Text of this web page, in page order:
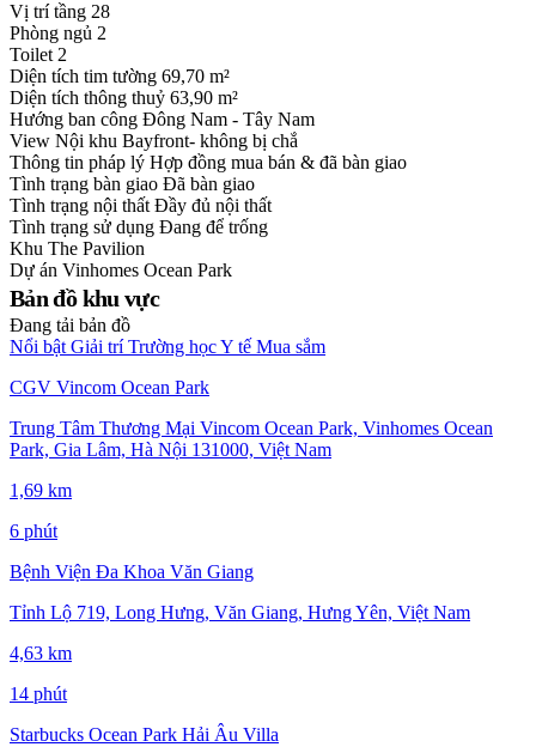
Vị trí tầng 28
Phòng ngủ 2
Toilet 2
Diện tích tim tường 69,70 m²
Diện tích thông thuỷ 63,90 m²
Hướng ban công Đông Nam - Tây Nam
View Nội khu Bayfront- không bị chắ
Thông tin pháp lý Hợp đồng mua bán & đã bàn giao
Tình trạng bàn giao Đã bàn giao
Tình trạng nội thất Đầy đủ nội thất
Tình trạng sử dụng Đang để trống
Khu The Pavilion
Dự án Vinhomes Ocean Park
Bản đồ khu vực
Đang tải bản đồ
Nổi bật Giải trí Trường họcY tế Mua sắm
CGV Vincom Ocean Park
Trung Tâm Thương Mại Vincom Ocean Park, Vinhomes Ocean
Park, Gia Lâm, Hà Nội 131000, Việt Nam
1,69 km
6 phút
Bệnh Viện Đa Khoa Văn Giang
Tỉnh Lộ 719, Long Hưng, Văn Giang, Hưng Yên, Việt Nam
4,63 km
14 phút
Starbucks Ocean Park Hải Âu Villa